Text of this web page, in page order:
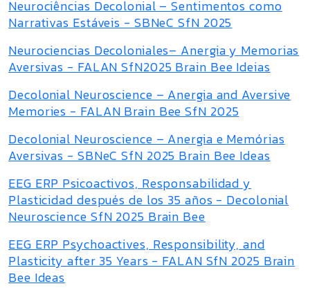
Neurociências Decolonial – Sentimentos como
Narrativas Estáveis - SBNeC SfN 2025
Neurociencias Decoloniales– Anergia y Memorias
Aversivas - FALAN SfN2025 Brain Bee Ideias
Decolonial Neuroscience – Anergia and Aversive
Memories - FALAN Brain Bee SfN 2025
Decolonial Neuroscience – Anergia e Memórias
Aversivas - SBNeC SfN 2025 Brain Bee Ideas
EEG ERP Psicoactivos, Responsabilidad y
Plasticidad después de los 35 años - Decolonial
Neuroscience SfN 2025 Brain Bee
EEG ERP Psychoactives, Responsibility, and
Plasticity after 35 Years - FALAN SfN 2025 Brain
Bee Ideas